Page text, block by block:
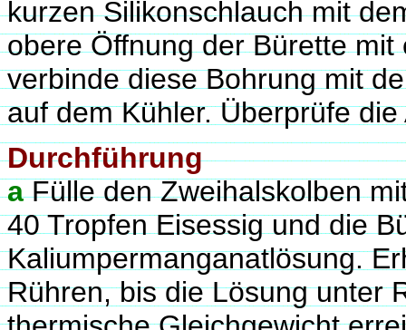
kurzen Silikonschlauch mit
obere Öffnung der Bürette
verbinde diese Bohrung mit
auf dem Kühler. Überprüfe
Durchführung
aFülle den Zweihalskolben
40 Tropfen Eisessig und die
Kaliumpermanganatlösung.
Rühren, bis die Lösung unter